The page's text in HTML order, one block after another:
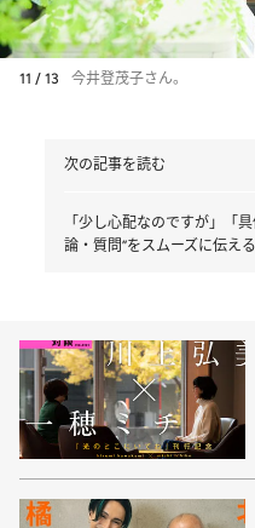
11 / 13 今井登茂子さん。
次の記事を読む
「少し心配なのですが」「
論・質問”をスムーズに伝え